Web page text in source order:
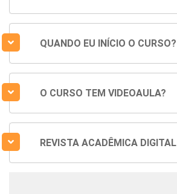
QUANDO EU INÍCIO O CURSO?
O CURSO TEM VIDEOAULA?
REVISTA ACADÊMICA DIGITAL